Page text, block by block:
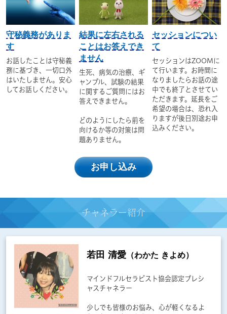
守秘義務がありま
す
お話したことは守秘義
務に基づき、一切口外
はいたしません。安心
してお話しください。
結果に左右される
ことはお答えでき
ません
生死、病気の治療、ギ
ャンブル、試験の結果
に関するご質問にはお
答えできません。
どのようにしたら前を
向けるか等の対策は問
題ありません。
セッションについ
て
セッションはZOOMに
て行います。お時間に
なりましたらお話の途
中でも終了とさせてい
ただきます。延長をご
希望の場合は、恐れ入
りますが後日別途お申
込みください。
お申し込み
チャネラー紹介
若田 清愛（わかた きよめ）
マインドフルセラピスト協会認定プレシ
ャスチャネラー
少しでも皆様のお悩み、心が軽くなるよ